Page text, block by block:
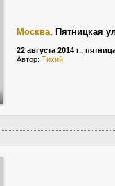
Москва, Пятницкая
22 августа 2014 г.,
Автор: Тихий